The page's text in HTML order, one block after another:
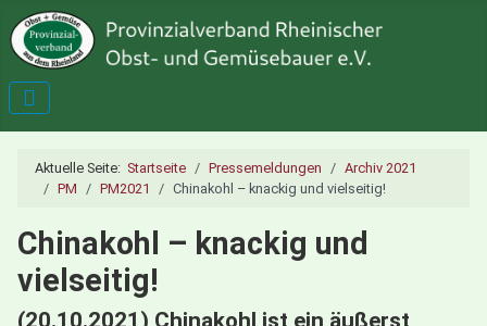
Aktuelle Seite: Startseite Pressemeldungen
Archiv 2021
PM
PM2021 Chinakohl – knackig und vielseitig!
Chinakohl – knackig und
vielseitig!
(20.10.2021) Chinakohl ist ein äußerst